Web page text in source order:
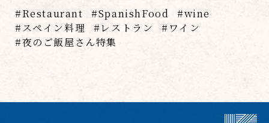
Restaurant SpanishFood
wine
スペイン料理
レストラン
ワイン
夜のご飯屋さん特集